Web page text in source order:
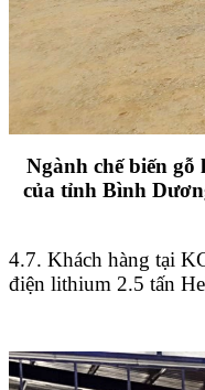
Ngành chế biến gỗ
của tỉnh Bình
4.7. Khách hàng tại
điện lithium 2.5 tấn